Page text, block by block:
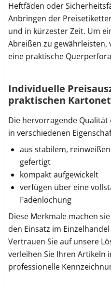
Heftfäden oder
Anbringen der
und in kürzester Zeit. Um
Abreißen zu
eine praktische
Individuelle
praktischen
Die hervorragende
in verschiedenen
aus stabilem,
gefertigt
kompakt aufgewickelt
verfügen über eine
Fadenlochung
Diese Merkmale machen
den Einsatz im
Vertrauen Sie auf unsere
verleihen Sie Ihren Artikeln
professionelle